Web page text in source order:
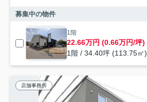
募集中の物件
1階
22.66万円 (0.66万円/坪)
1階 / 34.40坪 (113.75㎡)
店舗事務所